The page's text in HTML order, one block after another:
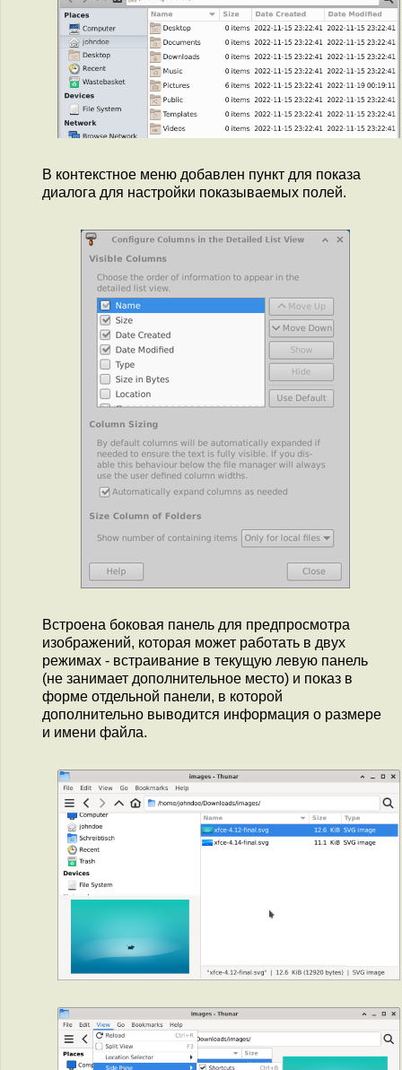
В контекстное меню добавлен пункт для показа
диалога для настройки показываемых полей.
Встроена боковая панель для предпросмотра
изображений, которая может работать в двух
режимах - встраивание в текущую левую панель
(не занимает дополнительное место) и показ в
форме отдельной панели, в которой
дополнительно выводится информация о размере
и имени файла.